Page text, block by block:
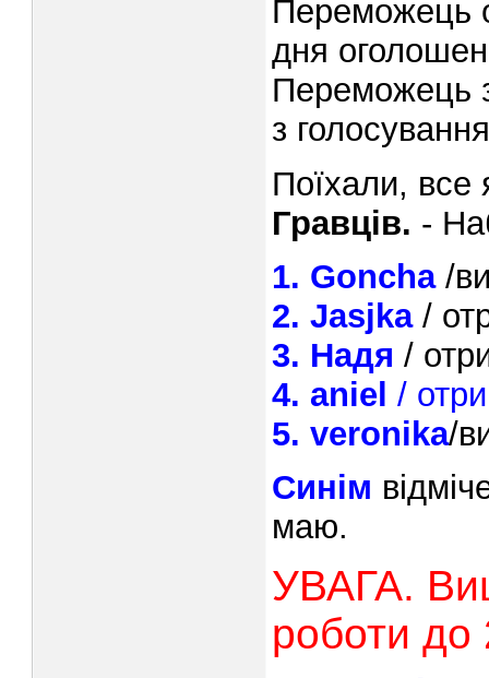
Переможець
дня
Переможець
з
Поїхали,
Гравців. -
1. Goncha/
2. Jasjka/
3. Надя /
4. aniel /
5. veronika/
Синім
маю.
УВАГА.
роботи до